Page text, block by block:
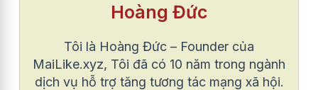
Hoàng Đức
Tôi là Hoàng Đức – Founder của
MaiLike.xyz, Tôi đã có 10 năm trong ngành
dịch vụ hỗ trợ tăng tương tác mạng xã hội.